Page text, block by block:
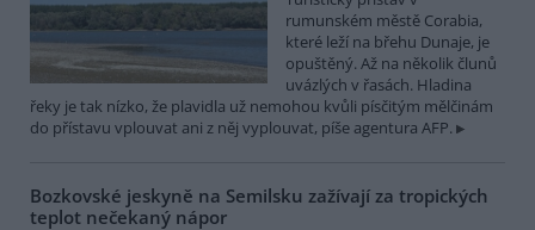
rumunském městě Corabia,
které leží na břehu Dunaje, je
opuštěný. Až na několik člunů
uvázlých v řasách. Hladina
řeky je tak nízko, že plavidla už nemohou kvůli písčitým mělčinám
do přístavu vplouvat ani z něj vyplouvat, píše agentura AFP.
Bozkovské jeskyně na Semilsku zažívají za tropických
teplot nečekaný nápor